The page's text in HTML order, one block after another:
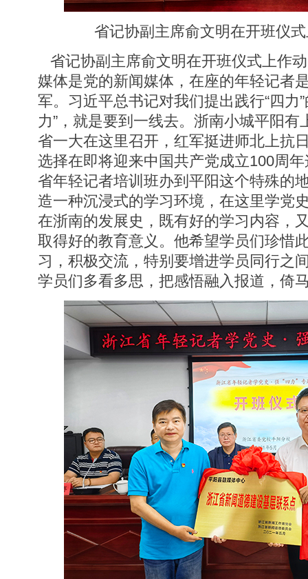
省记协副主席俞文明在开班仪
省记协副主席俞文明在开班仪式上作
媒体是党的新闻媒体，在座的年轻记者
军。习近平总书记对我们提出践行“四力
力”，就是要到一线去。浙南小城平阳
省一大在这里召开，红军挺进师北上
选择在即将迎来中国共产党成立100周
省年轻记者培训班办到平阳这个特殊的
造一种沉浸式的学习环境，在这里学党
在浙南的发展史，既有好的学习内容，
取得好的教育意义。他希望学员们珍惜
习，积极交流，特别要增进学员同行之
学员们多看多思，把感悟融入报道，倚